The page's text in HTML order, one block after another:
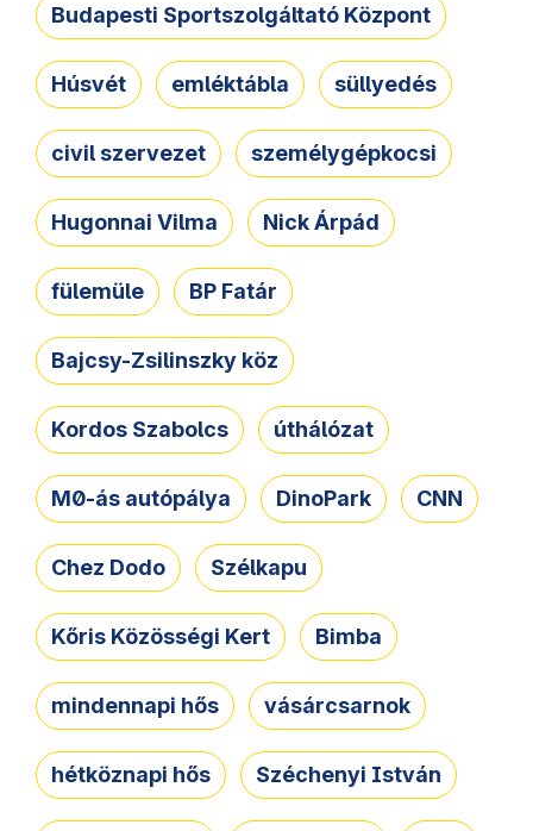
Budapesti Sportszolgáltató Központ
Húsvét emléktábla süllyedés
civil szervezet személygépkocsi
Hugonnai Vilma Nick Árpád
fülemüle BP Fatár
Bajcsy-Zsilinszky köz
Kordos Szabolcs úthálózat
M0-ás autópálya DinoPark CNN
Chez Dodo Szélkapu
Kőris Közösségi Kert Bimba
mindennapi hős vásárcsarnok
hétköznapi hős Széchenyi István